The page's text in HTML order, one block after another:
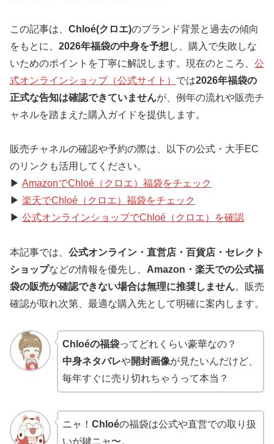
この記事は、 Chloé(クロエ)のブランド背景と過去の傾向
をもとに、 2026年福袋の中身を予想 し、購入で失敗しな
いためのポイントを丁寧に解説します。現在のところ、 公
式オンラインショップ（公式サイト） では2026年福袋の
正式な告知は確認できていませんが、例年の流れや販売チ
ャネルを踏まえた購入ガイドを提供します。
販売チャネルの確認や予約の際は、以下の公式・大手EC
のリンクも活用してください。
▶ AmazonでChloé（クロエ）福袋をチェック
▶ 楽天でChloé（クロエ）福袋をチェック
▶ 公式オンラインショップでChloé（クロエ）を確認
本記事では、 公式オンライン・直営店・百貨店・セレクト
ショップなどの情報を優先し、 Amazon・楽天での公式福
袋の販売が確認できない場合は無理に推奨しません。販売
確認が取れ次第、最適な購入先として明確に案内します。
Chloéの福袋ってどれくらい豪華なの？
中身ネタバレや開封画像が見たいんだけど、
毎年すぐに売り切れちゃうって本当？
ニャ！ Chloéの福袋は公式や直営での取り扱
いが鍵ニャ〜。